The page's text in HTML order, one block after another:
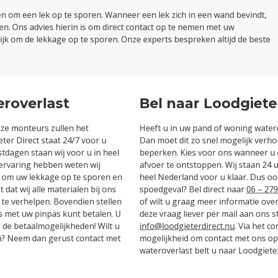
om een lek op te sporen. Wanneer een lek zich in een wand bevindt,
Ons advies hierin is om direct contact op te nemen met uw
om de lekkage op te sporen. Onze experts bespreken altijd de beste
monteurs zullen het
Direct staat 24/7 voor u
staan wij voor u in heel
hebben weten wij
uw lekkage op te sporen en
dat wij alle materialen bij ons
verhelpen. Bovendien stellen
met uw pinpas kunt betalen. U
betaalmogelijkheden! Wilt u
Neem dan gerust contact met
Bel naar
Heeft u in uw pand of woning
Dan moet dit zo snel mogelijk
beperken. Kies voor ons wanneer
afvoer te ontstoppen. Wij staan 24
heel Nederland voor u klaar. Dus
spoedgeval? Bel direct naar06 –
of wilt u graag meer informatie
deze vraag liever per mail aan ons
info@loodgieterdirect.nu. Via het
mogelijkheid om contact met ons
wateroverlast belt u naar